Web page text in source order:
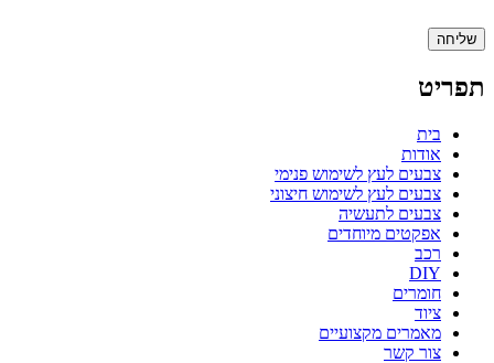
שליחה
תפריט
בית
אודות
צבעים לעץ לשימוש פנימי
צבעים לעץ לשימוש חיצוני
צבעים לתעשיה
אפקטים מיוחדים
רכב
DIY
חומרים
ציוד
מאמרים מקצועיים
צור קשר